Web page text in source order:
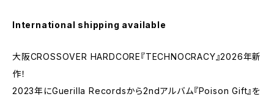
International shipping available
大阪CROSSOVER HARDCORE『TECHNOCRACY』2026年新
作！
2023年にGuerilla Recordsから2ndアルバム『Poison Gift』を